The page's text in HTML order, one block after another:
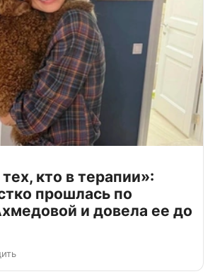
кто в терапии»:
прошлась по
и довела ее до